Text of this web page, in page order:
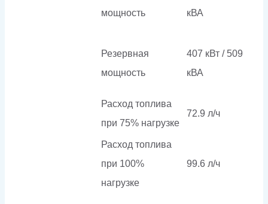
мощность
кВА
Резервная
мощность
407 кВт / 509
кВА
Расход топлива
при 75% нагрузке
72.9 л/ч
Расход топлива
при 100%
нагрузке
99.6 л/ч